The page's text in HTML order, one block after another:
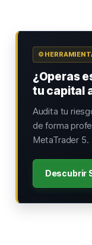
⚙️
¿Operas
tu capital
Audita tu
de forma
MetaTrader 5.
Descubrir